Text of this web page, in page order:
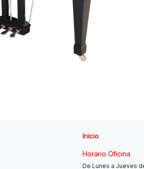
Inicio
Horario Oficina
De Lunes a Jueves